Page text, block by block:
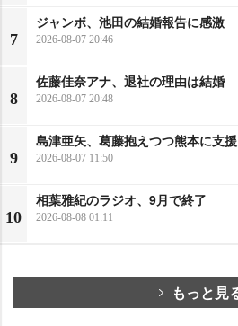
7
ジャンボ、池田の結婚報告に感激
2026-08-07 20:46
8
佐藤佳奈アナ、退社の理由は結婚
2026-08-07 20:48
9
島津亜矢、葛藤抱えつつ熊本に支援
2026-08-07 11:50
10
相葉雅紀のラジオ、9月で終了
2026-08-08 01:11
もっと見